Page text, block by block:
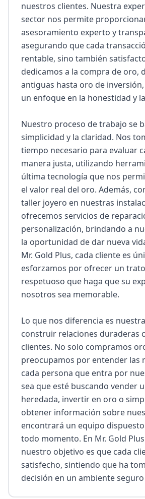
nuestros clientes. Nuestra
sector nos permite
asesoramiento experto y
asegurando que cada
rentable, sino también
dedicamos a la compra de oro,
antiguas hasta oro de
un enfoque en la honestidad y
Nuestro proceso de trabajo se
simplicidad y la claridad. Nos
tiempo necesario para evaluar
manera justa, utilizando
última tecnología que nos
el valor real del oro. Además,
taller joyero en nuestras
ofrecemos servicios de
personalización, brindando a
la oportunidad de dar nueva
Mr. Gold Plus, cada cliente es
esforzamos por ofrecer un
respetuoso que haga que su
nosotros sea memorable.
Lo que nos diferencia es
construir relaciones duraderas
clientes. No solo compramos
preocupamos por entender las
cada persona que entra por
sea que esté buscando vender
heredada, invertir en oro o
obtener información sobre
encontrará un equipo
todo momento. En Mr. Gold
nuestro objetivo es que cada
satisfecho, sintiendo que ha
decisión en un ambiente